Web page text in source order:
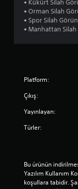
• Kükürt Silah
• Orman Silah
• Spor Silah
• Manhattan
Platform:
Çıkış:
Yayınlayan:
Türler:
Bu ürünün
Yazılım Kullanım
koşullara tabidir.